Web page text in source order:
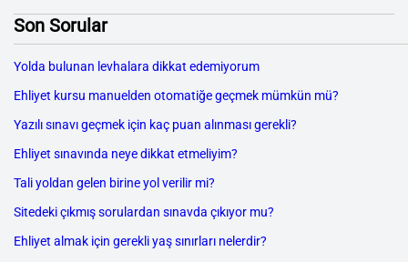
Son Sorular
Yolda bulunan levhalara dikkat edemiyorum
Ehliyet kursu manuelden otomatiğe geçmek mümkün mü?
Yazılı sınavı geçmek için kaç puan alınması gerekli?
Ehliyet sınavında neye dikkat etmeliyim?
Tali yoldan gelen birine yol verilir mi?
Sitedeki çıkmış sorulardan sınavda çıkıyor mu?
Ehliyet almak için gerekli yaş sınırları nelerdir?